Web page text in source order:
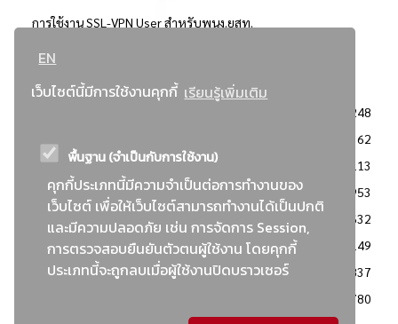
EN
เว็บไซต์นี้มีการใช้งานคุกกี้ เรียนรู้เพิ่มเติม
พื้นฐาน (จำเป็นกับการใช้งาน)
คุกกี้ประเภทนี้มีความจำเป็นต่อการทำงานของ
เว็บไซต์ เพื่อให้เว็บไซต์สามารถทำงานได้เป็นปกติ
และมีความปลอดภัย เช่น การจัดการ Session,
การตรวจสอบยืนยันตัวตนผู้ใช้งาน โดยคุกกี้
ประเภทนี้จะถูกลบเมื่อผู้ใช้งานปิดบราวเซอร์
การใช้งาน SSL-VPN User สำหรับพนง.ยสท.
..ยอดนิยม..
3248
2362
: วิธีเฉพาะเจาะจง
2113
ข่าวสาร/ประกาศ
1953
: เอกสารส่งเสริมความโปร่งใสในการจัดซื้อจัดจ้าง
1632
ข่าวสารจัดซื้อจัดจ้าง
1149
: แผนการจัดซื้อจัดจ้าง
837
780